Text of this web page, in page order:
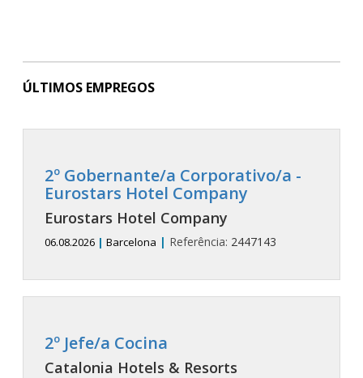
ÚLTIMOS EMPREGOS
2º Gobernante/a Corporativo/a -
Eurostars Hotel Company
Eurostars Hotel Company
06.08.2026 | Barcelona | Referência: 2447143
2º Jefe/a Cocina
Catalonia Hotels & Resorts